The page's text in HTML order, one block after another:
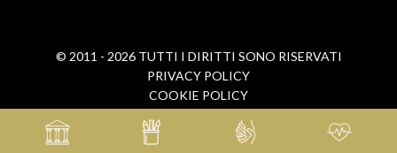
© 2011 - 2026 TUTTI I DIRITTI SONO RISERVATI
PRIVACY POLICY
COOKIE POLICY